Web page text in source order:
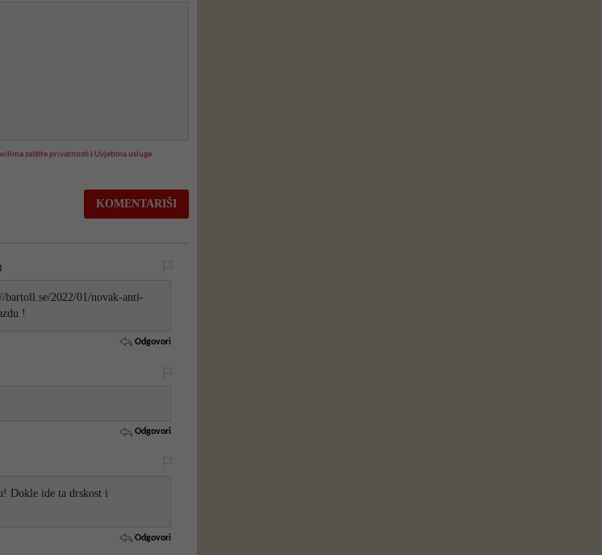
zaštite privatnostii Uvjetima usluge
bartoll.se/2022/01/novak-anti-
!
Odgovori
Odgovori
Dokle ide ta drskost i
Odgovori